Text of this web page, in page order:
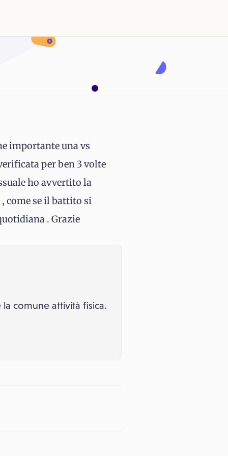
importante una vs
per ben 3 volte
ho avvertito la
come se il battito si
. Grazie
comune attività fisica.